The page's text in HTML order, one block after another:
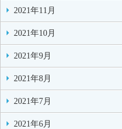
2021年11月
2021年10月
2021年9月
2021年8月
2021年7月
2021年6月